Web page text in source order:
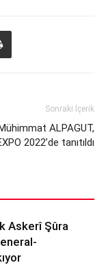
Sonraki İçerik
ALPAGUT,
2022’de tanıtıldı
Askerî Şûra